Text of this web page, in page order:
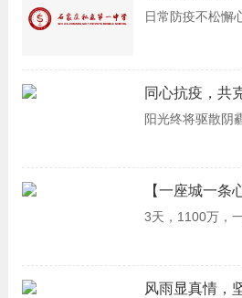
二十一天！
日常防疫不松懈
同心抗疫，共
阳光终将驱散阴
随着入境的寒潮
如其来的疫情面
部门互联互动、
体师生不畏
【一座城一条
疫一线的战士
3天，1100万，
安，只卫平安。
来第一个不眠夜
键。无数医务人
风雨显真情，